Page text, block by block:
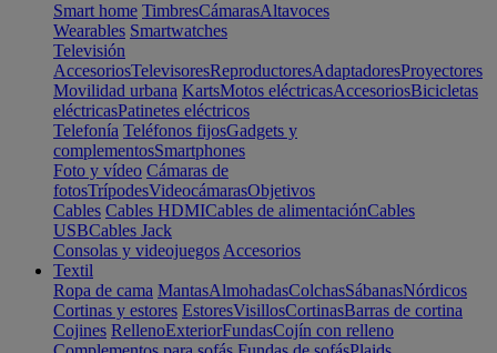
Smart home TimbresCámarasAltavoces
Wearables Smartwatches
Televisión
AccesoriosTelevisoresReproductoresAdaptadoresProyectores
Movilidad urbana KartsMotos eléctricasAccesoriosBicicletas
eléctricasPatinetes eléctricos
Telefonía Teléfonos fijosGadgets y
complementosSmartphones
Foto y vídeo Cámaras de
fotosTrípodesVideocámarasObjetivos
Cables Cables HDMICables de alimentaciónCables
USBCables Jack
Consolas y videojuegos Accesorios
Textil
Ropa de cama MantasAlmohadasColchasSábanasNórdicos
Cortinas y estores EstoresVisillosCortinasBarras de cortina
Cojines RellenoExteriorFundasCojín con relleno